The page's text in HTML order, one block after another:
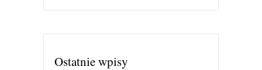
Ostatnie wpisy